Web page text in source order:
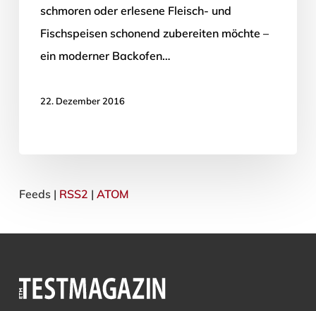
schmoren oder erlesene Fleisch- und
Fischspeisen schonend zubereiten möchte –
ein moderner Backofen…
22. Dezember 2016
Feeds | RSS2 | ATOM